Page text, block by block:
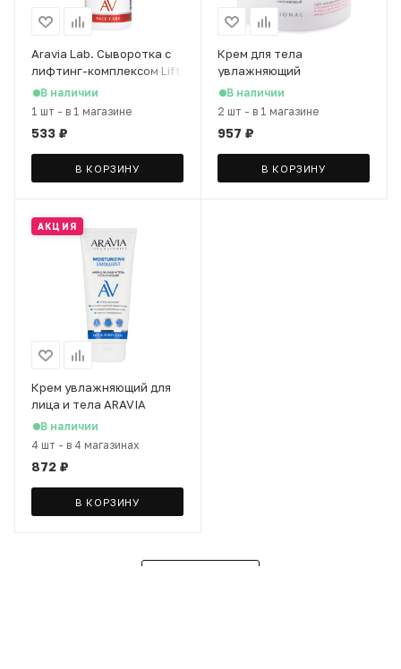
Aravia Lab. Сыворотка с
лифтинг-комплексом Lift
Intensive, 50 мл
В наличии
1 шт - в 1 магазине
533 ₽
В КОРЗИНУ
Крем для тела
увлажняющий
лифтинговый ARAVIA
Organic, 300 мл
В наличии
2 шт - в 1 магазине
957 ₽
В КОРЗИНУ
АКЦИЯ
Крем увлажняющий для
лица и тела ARAVIA
Laboratories, 200 мл
В наличии
4 шт - в 4 магазинах
872 ₽
В КОРЗИНУ